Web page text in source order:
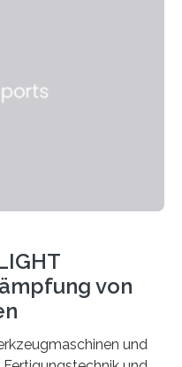
Rezyklaten
von
und